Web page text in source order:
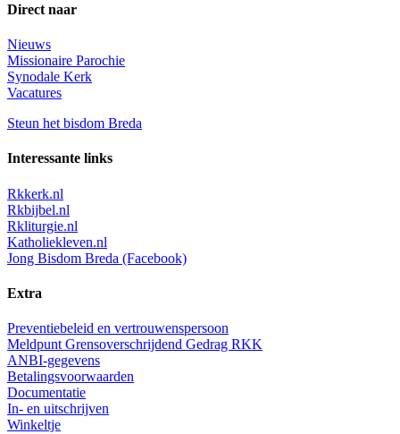
Direct naar
Nieuws
Missionaire Parochie
Synodale Kerk
Vacatures
Steun het bisdom Breda
Interessante links
Rkkerk.nl
Rkbijbel.nl
Rkliturgie.nl
Katholiekleven.nl
Jong Bisdom Breda (Facebook)
Extra
Preventiebeleid en vertrouwenspersoon
Meldpunt Grensoverschrijdend Gedrag RKK
ANBI-gegevens
Betalingsvoorwaarden
Documentatie
In- en uitschrijven
Winkeltje